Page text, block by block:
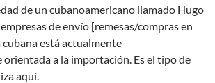
de un cubanoamericano llamado Hugo
de envío [remesas/compras en
cubana está actualmente
a la importación. Es el tipo de
aquí.